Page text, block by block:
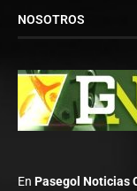
NOSOTROS
En Pasegol Noticias